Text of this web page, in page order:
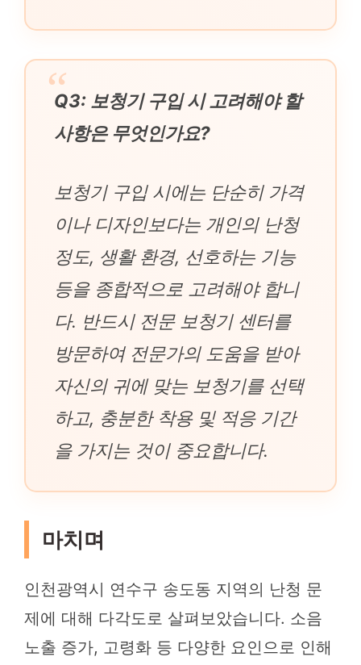
Q3: 보청기 구입 시 고려해야 할
사항은 무엇인가요?
보청기 구입 시에는 단순히 가격
이나 디자인보다는 개인의 난청
정도, 생활 환경, 선호하는 기능
등을 종합적으로 고려해야 합니
다. 반드시 전문 보청기 센터를
방문하여 전문가의 도움을 받아
자신의 귀에 맞는 보청기를 선택
하고, 충분한 착용 및 적응 기간
을 가지는 것이 중요합니다.
마치며
인천광역시 연수구 송도동 지역의 난청 문
제에 대해 다각도로 살펴보았습니다. 소음
노출 증가, 고령화 등 다양한 요인으로 인해